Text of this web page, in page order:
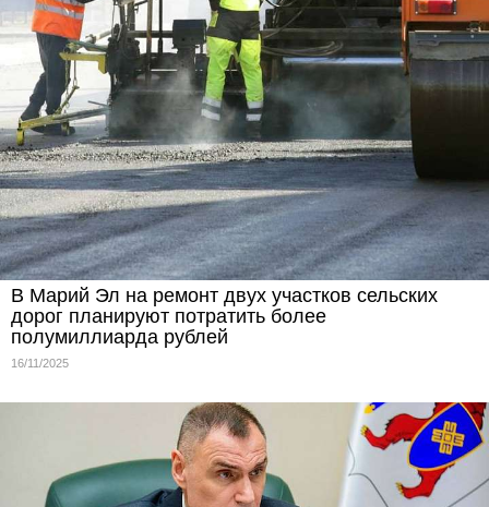
В Марий Эл на ремонт двух участков сельских
дорог планируют потратить более
полумиллиарда рублей
16/11/2025